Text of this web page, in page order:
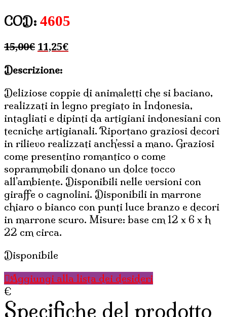
COD: 4605
15,00€ Il
originale
15,00€.
11,25€Il
11,25€.
Descrizione:
Deliziose coppie di animaletti che si baciano,
realizzati in legno pregiato in Indonesia,
intagliati e dipinti da artigiani indonesiani con
tecniche artigianali. Riportano graziosi decori
in rilievo realizzati anch’essi a mano. Graziosi
come presentino romantico o come
soprammobili donano un dolce tocco
all’ambiente. Disponibili nelle versioni con
giraffe o cagnolini. Disponibili in marrone
chiaro o bianco con punti luce branzo e decori
in marrone scuro. Misure: base cm 12 x 6 x h
22 cm circa.
Disponibile
Aggiungi alla lista dei desideri
€
Specifiche del prodotto